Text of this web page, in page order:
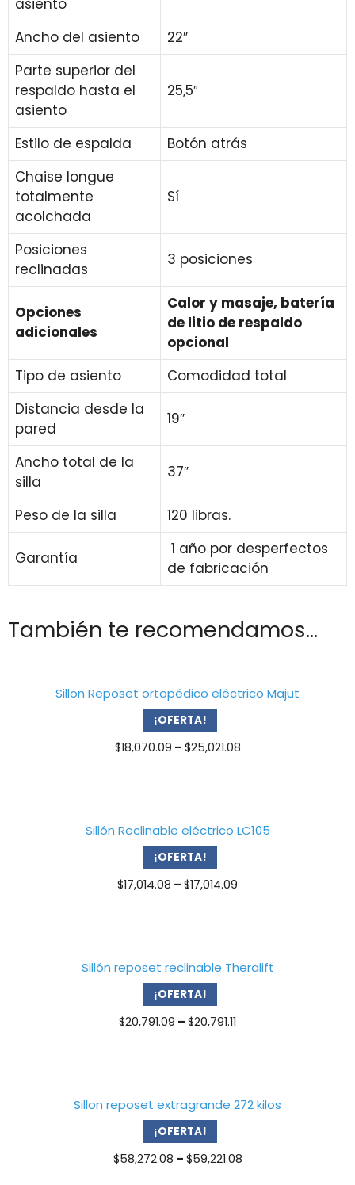
Ancho del asiento
22″
Parte superior del
respaldo hasta el
asiento
25,5″
Estilo de espalda
Botón atrás
Chaise longue
totalmente
acolchada
Sí
Posiciones
reclinadas
3 posiciones
Opciones
adicionales
Calor y masaje, batería
de litio de respaldo
opcional
Tipo de asiento
Comodidad total
Distancia desde la
pared
19″
Ancho total de la
silla
37″
Peso de la silla 120 libras.
Garantía
1 año por desperfectos
de fabricación
También te recomendamos…
Sillon Reposet ortopédico eléctrico Majut
¡OFERTA!
$18,070.09 – $25,021.08Price
Sillón Reclinable eléctrico LC105
¡OFERTA!
$17,014.08 – $17,014.09
Sillón reposet reclinable Theralift
¡OFERTA!
$20,791.09 – $20,791.11
Sillon reposet extragrande 272 kilos
¡OFERTA!
$58,272.08 – $59,221.08Price